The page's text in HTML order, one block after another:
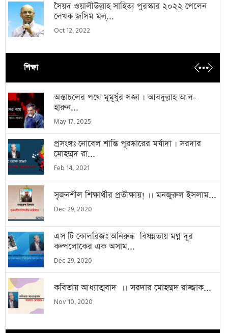
সৈয়দ ওয়ালীউল্লাহ সাহিত্য পুরস্কার ২০২২ পেলেন
লেখক জসিম মল্...
Oct 12, 2022
শিক্ষা
অস্তাচলের পথে মুমূর্ষুর সজ্ঞা । আবদুল্লাহ আল-
হারুন...
May 17, 2025
প্রসংঙ্গঃ নোবেল শান্তি পূরষ্কারের মর্যাদা । সরদার
মোহম্মদ রা...
Feb 14, 2021
সৃজনশীল শিক্ষার্থীর প্রতীক্ষায়! ।। মনজুরুল ইসলাম...
Dec 29, 2020
এস টি কোলরিজঃ অনিরুদ্ধ বিষন্নতায় মগ্ন দূর
কল্পলোকের এক অসাম...
Dec 29, 2020
কবিতায় আধ্যাত্মবাদ ।। সরদার মোহম্মদ রাজ্জাক...
Nov 10, 2020